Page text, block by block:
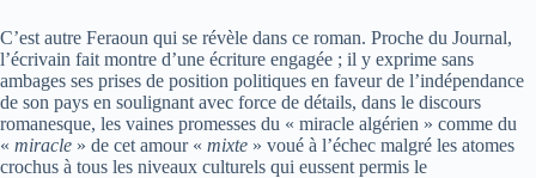
C’est autre Feraoun qui se révèle dans ce roman. Proche du Journal,
l’écrivain fait montre d’une écriture engagée ; il y exprime sans
ambages ses prises de position politiques en faveur de l’indépendance
de son pays en soulignant avec force de détails, dans le discours
romanesque, les vaines promesses du « miracle algérien » comme du
« miracle » de cet amour « mixte » voué à l’échec malgré les atomes
crochus à tous les niveaux culturels qui eussent permis le